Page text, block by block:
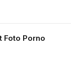
Foto Porno